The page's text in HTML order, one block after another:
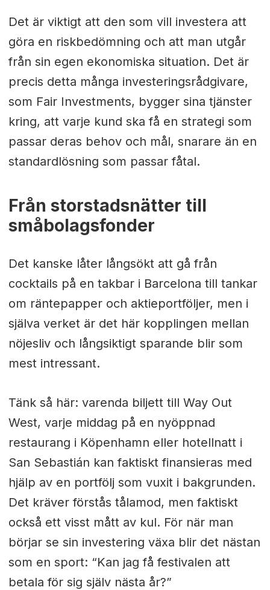
Det är viktigt att den som vill investera att
göra en riskbedömning och att man utgår
från sin egen ekonomiska situation. Det är
precis detta många investeringsrådgivare,
som Fair Investments, bygger sina tjänster
kring, att varje kund ska få en strategi som
passar deras behov och mål, snarare än en
standardlösning som passar fåtal.
Från storstadsnätter till
småbolagsfonder
Det kanske låter långsökt att gå från
cocktails på en takbar i Barcelona till tankar
om räntepapper och aktieportföljer, men i
själva verket är det här kopplingen mellan
nöjesliv och långsiktigt sparande blir som
mest intressant.
Tänk så här: varenda biljett till Way Out
West, varje middag på en nyöppnad
restaurang i Köpenhamn eller hotellnatt i
San Sebastián kan faktiskt finansieras med
hjälp av en portfölj som vuxit i bakgrunden.
Det kräver förstås tålamod, men faktiskt
också ett visst mått av kul. För när man
börjar se sin investering växa blir det nästan
som en sport: “Kan jag få festivalen att
betala för sig själv nästa år?”